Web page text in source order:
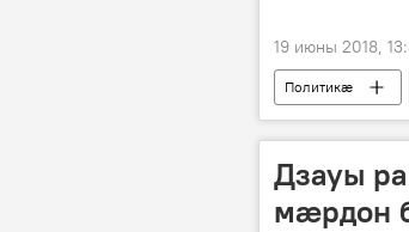
19 июны 2018,
Политикӕ
Дзауы
мӕрдон